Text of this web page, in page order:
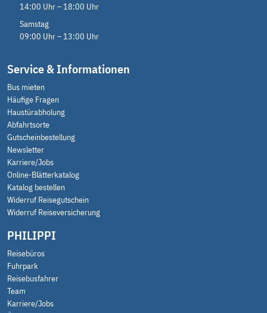
Bewertung
Aktiv
Erlebnis (24)
Genuss
Kultur (24)
14:00 Uhr – 18:00 Uhr
Samstag
09:00 Uhr – 13:00 Uhr
Service & Informationen
Bus mieten
Häufige Fragen
Haustürabholung
Abfahrtsorte
Gutscheinbestellung
Newsletter
Karriere/Jobs
Online-Blätterkatalog
Katalog bestellen
Widerruf Reisegutschein
Widerruf Reiseversicherung
PHILIPPI
Reisebüros
Fuhrpark
Reisebusfahrer
Team
Karriere/Jobs